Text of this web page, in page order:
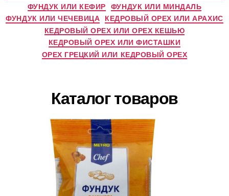
ФУНДУК ИЛИ КЕФИР ФУНДУК ИЛИ МИНДАЛЬ
ФУНДУК ИЛИ ЧЕЧЕВИЦА КЕДРОВЫЙ ОРЕХ ИЛИ АРАХИС
КЕДРОВЫЙ ОРЕХ ИЛИ ОРЕХ КЕШЬЮ
КЕДРОВЫЙ ОРЕХ ИЛИ ФИСТАШКИ
ОРЕХ ГРЕЦКИЙ ИЛИ КЕДРОВЫЙ ОРЕХ
Каталог товаров